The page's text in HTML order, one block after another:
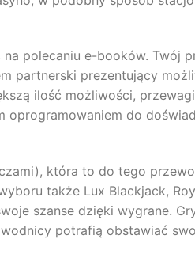
polecaniu e-booków. Twój
prezentujący
ilość możliwości,
do
która to do tego
także Lux Blackjack,
szanse dzięki wygrane.
potrafią obstawiać